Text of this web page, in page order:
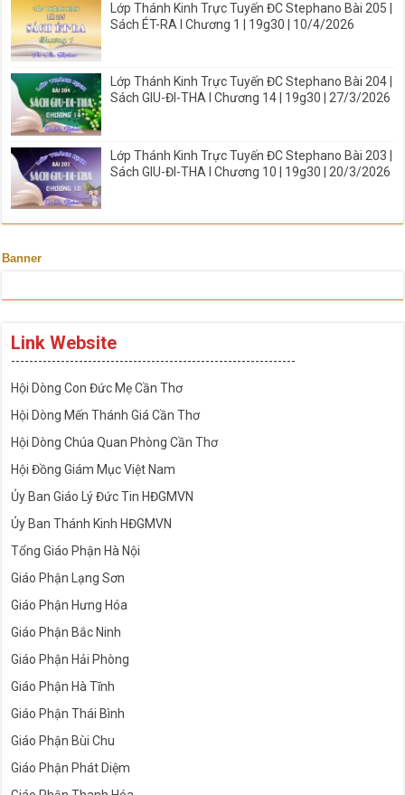
Lớp Thánh Kinh Trực Tuyến ĐC Stephano Bài 205 |
Sách ÉT-RA I Chương 1 | 19g30 | 10/4/2026
Lớp Thánh Kinh Trực Tuyến ĐC Stephano Bài 204 |
Sách GIU-ĐI-THA I Chương 14 | 19g30 | 27/3/2026
Lớp Thánh Kinh Trực Tuyến ĐC Stephano Bài 203 |
Sách GIU-ĐI-THA I Chương 10 | 19g30 | 20/3/2026
Banner
Link Website
---------------------------------------------------------------
Hội Dòng Con Đức Mẹ Cần Thơ
Hội Dòng Mến Thánh Giá Cần Thơ
Hội Dòng Chúa Quan Phòng Cần Thơ
Hội Đồng Giám Mục Việt Nam
Ủy Ban Giáo Lý Đức Tin HĐGMVN
Ủy Ban Thánh Kinh HĐGMVN
Tổng Giáo Phận Hà Nội
Giáo Phận Lạng Sơn
Giáo Phận Hưng Hóa
Giáo Phận Bắc Ninh
Giáo Phận Hải Phòng
Giáo Phận Hà Tĩnh
Giáo Phận Thái Bình
Giáo Phận Bùi Chu
Giáo Phận Phát Diệm